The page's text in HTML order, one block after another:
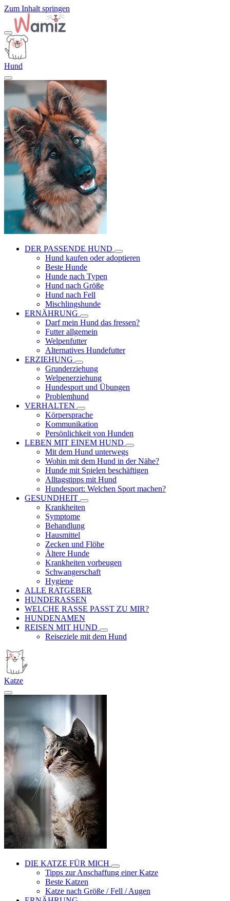
Zum Inhalt springen
Hund
DER PASSENDE HUND
Hund kaufen oder adoptieren
Beste Hunde
Hunde nach Typen
Hund nach Größe
Hund nach Fell
Mischlingshunde
ERNÄHRUNG
Darf mein Hund das fressen?
Futter allgemein
Welpenfutter
Alternatives Hundefutter
ERZIEHUNG
Grunderziehung
Welpenerziehung
Hundesport und Übungen
Problemhund
VERHALTEN
Körpersprache
Kommunikation
Persönlichkeit von Hunden
LEBEN MIT EINEM HUND
Mit dem Hund unterwegs
Wohin mit dem Hund in der Nähe?
Hunde mit Spielen beschäftigen
Alltagstipps mit Hund
Hundesport: Welchen Sport machen?
GESUNDHEIT
Krankheiten
Symptome
Behandlung
Hausmittel
Zecken und Flöhe
Ältere Hunde
Krankheiten vorbeugen
Schwangerschaft
Hygiene
ALLE RATGEBER
HUNDERASSEN
WELCHE RASSE PASST ZU MIR?
HUNDENAMEN
REISEN MIT HUND
Reiseziele mit dem Hund
Katze
DIE KATZE FÜR MICH
Tipps zur Anschaffung einer Katze
Beste Katzen
Katze nach Größe / Fell / Augen